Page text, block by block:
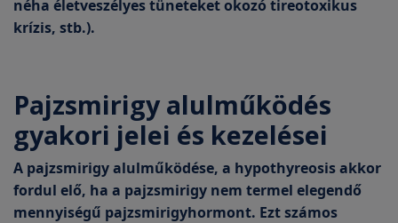
néha életveszélyes tüneteket okozó tireotoxikus
krízis, stb.).
Pajzsmirigy alulműködés
gyakori jelei és kezelései
A pajzsmirigy alulműködése, a hypothyreosis akkor
fordul elő, ha a pajzsmirigy nem termel elegendő
mennyiségű pajzsmirigyhormont. Ezt számos